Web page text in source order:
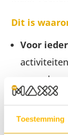
Toestemming
Dit is
Voor
maximaal
doen. Wij